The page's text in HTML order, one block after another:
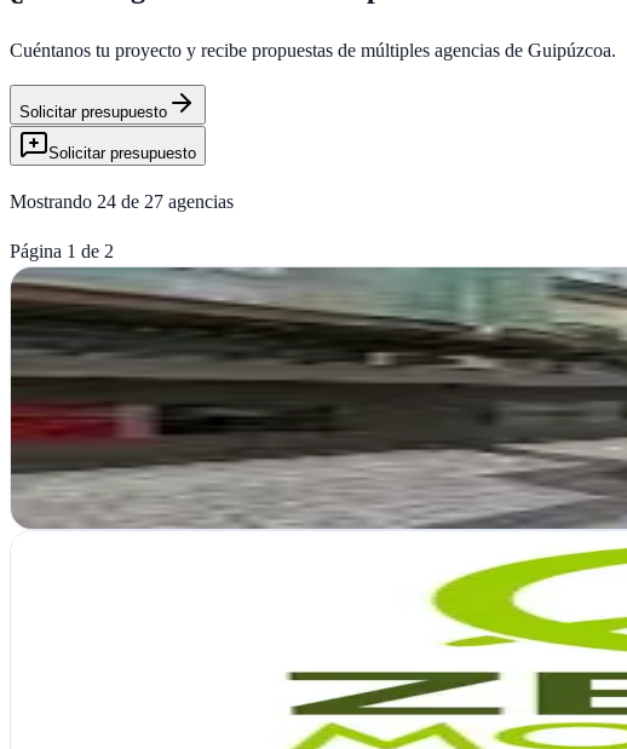
Cuéntanos tu proyecto y recibe propuestas de múltiples agencias de Guipúzcoa.
Solicitar presupuesto
Solicitar presupuesto
Mostrando 24 de 27 agencias
Página 1 de 2
Diseño Web en San Sebastián, Donostia
Verificada
Donostia-San Sebastián, Guipúzcoa
Crean sitios web modernos y funcionales en San Sebastián que convierten
Ver ficha completa
ZeroMoment Marketing - Páginas web Donostia
Donostia-San Sebastián, Guipúzcoa
ZeroMoment Marketing diseña webs impactantes en Donostia y gestiona tu